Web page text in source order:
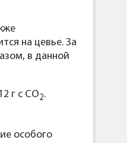
на цевье. За
в данной
г с СО2.
особого